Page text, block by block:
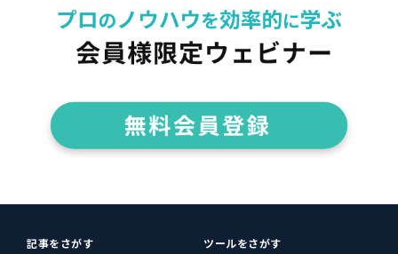
記事をさがす
ツールをさがす